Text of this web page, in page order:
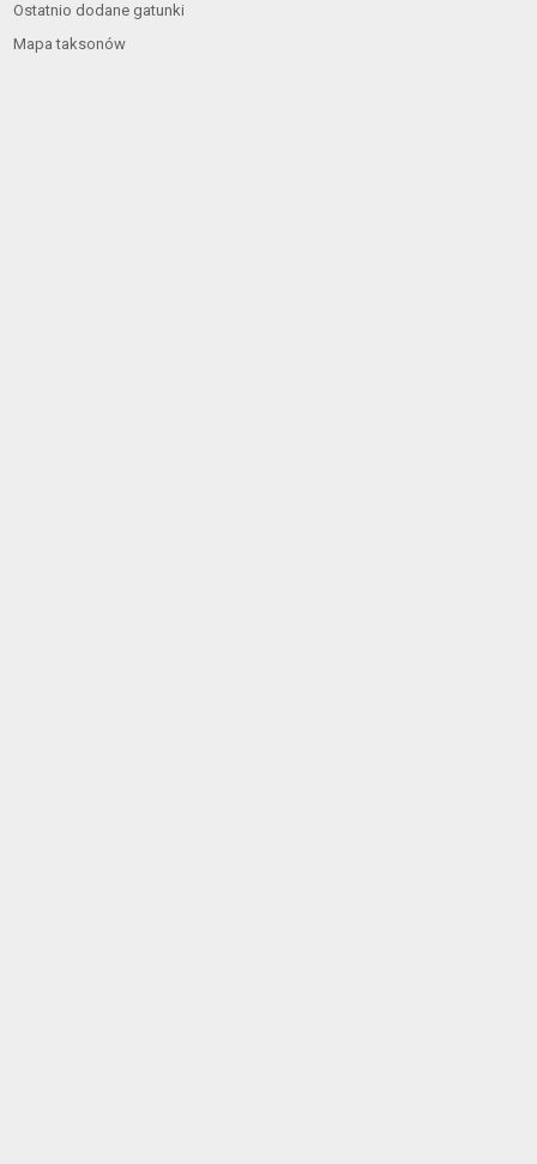
Ostatnio dodane gatunki
Mapa taksonów